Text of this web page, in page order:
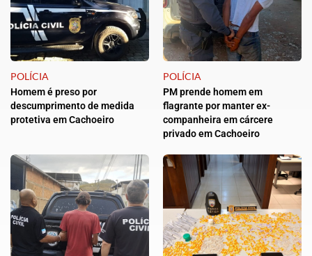
POLÍCIA
Homem é preso por
descumprimento de medida
protetiva em Cachoeiro
POLÍCIA
PM prende homem em
flagrante por manter ex-
companheira em cárcere
privado em Cachoeiro